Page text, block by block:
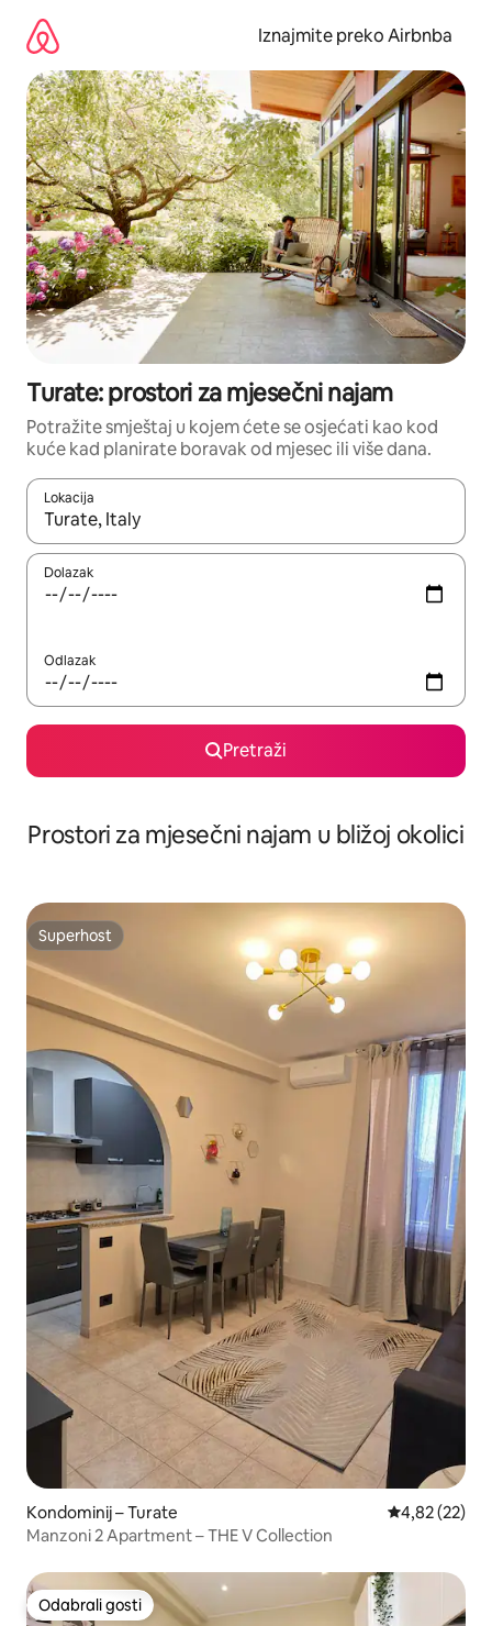
sadržaj
Iznajmite preko Airbnba
Turate: prostori za mjesečni najam
Potražite smještaj u kojem ćete se osjećati kao kod
kuće kad planirate boravak od mjesec ili više dana.
Lokacija
Kada budu dostupni rezultati, moći ćete ih pregledati
Dolazak
Odlazak
Pretraži
Prostori za mjesečni najam u bližoj okolici
Superhost
Superhost
Kondominij – Turate Prosječna
4,82 (22)
Manzoni 2 Apartment – THE V Collection
Odabrali gosti
Odabrali gosti